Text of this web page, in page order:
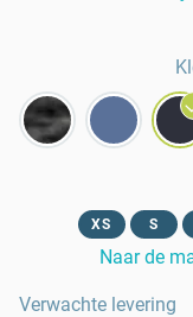
XS S
Naar de
Verwachte levering